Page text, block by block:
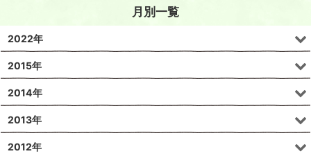
月別一覧
2022年
2015年
2014年
2013年
2012年